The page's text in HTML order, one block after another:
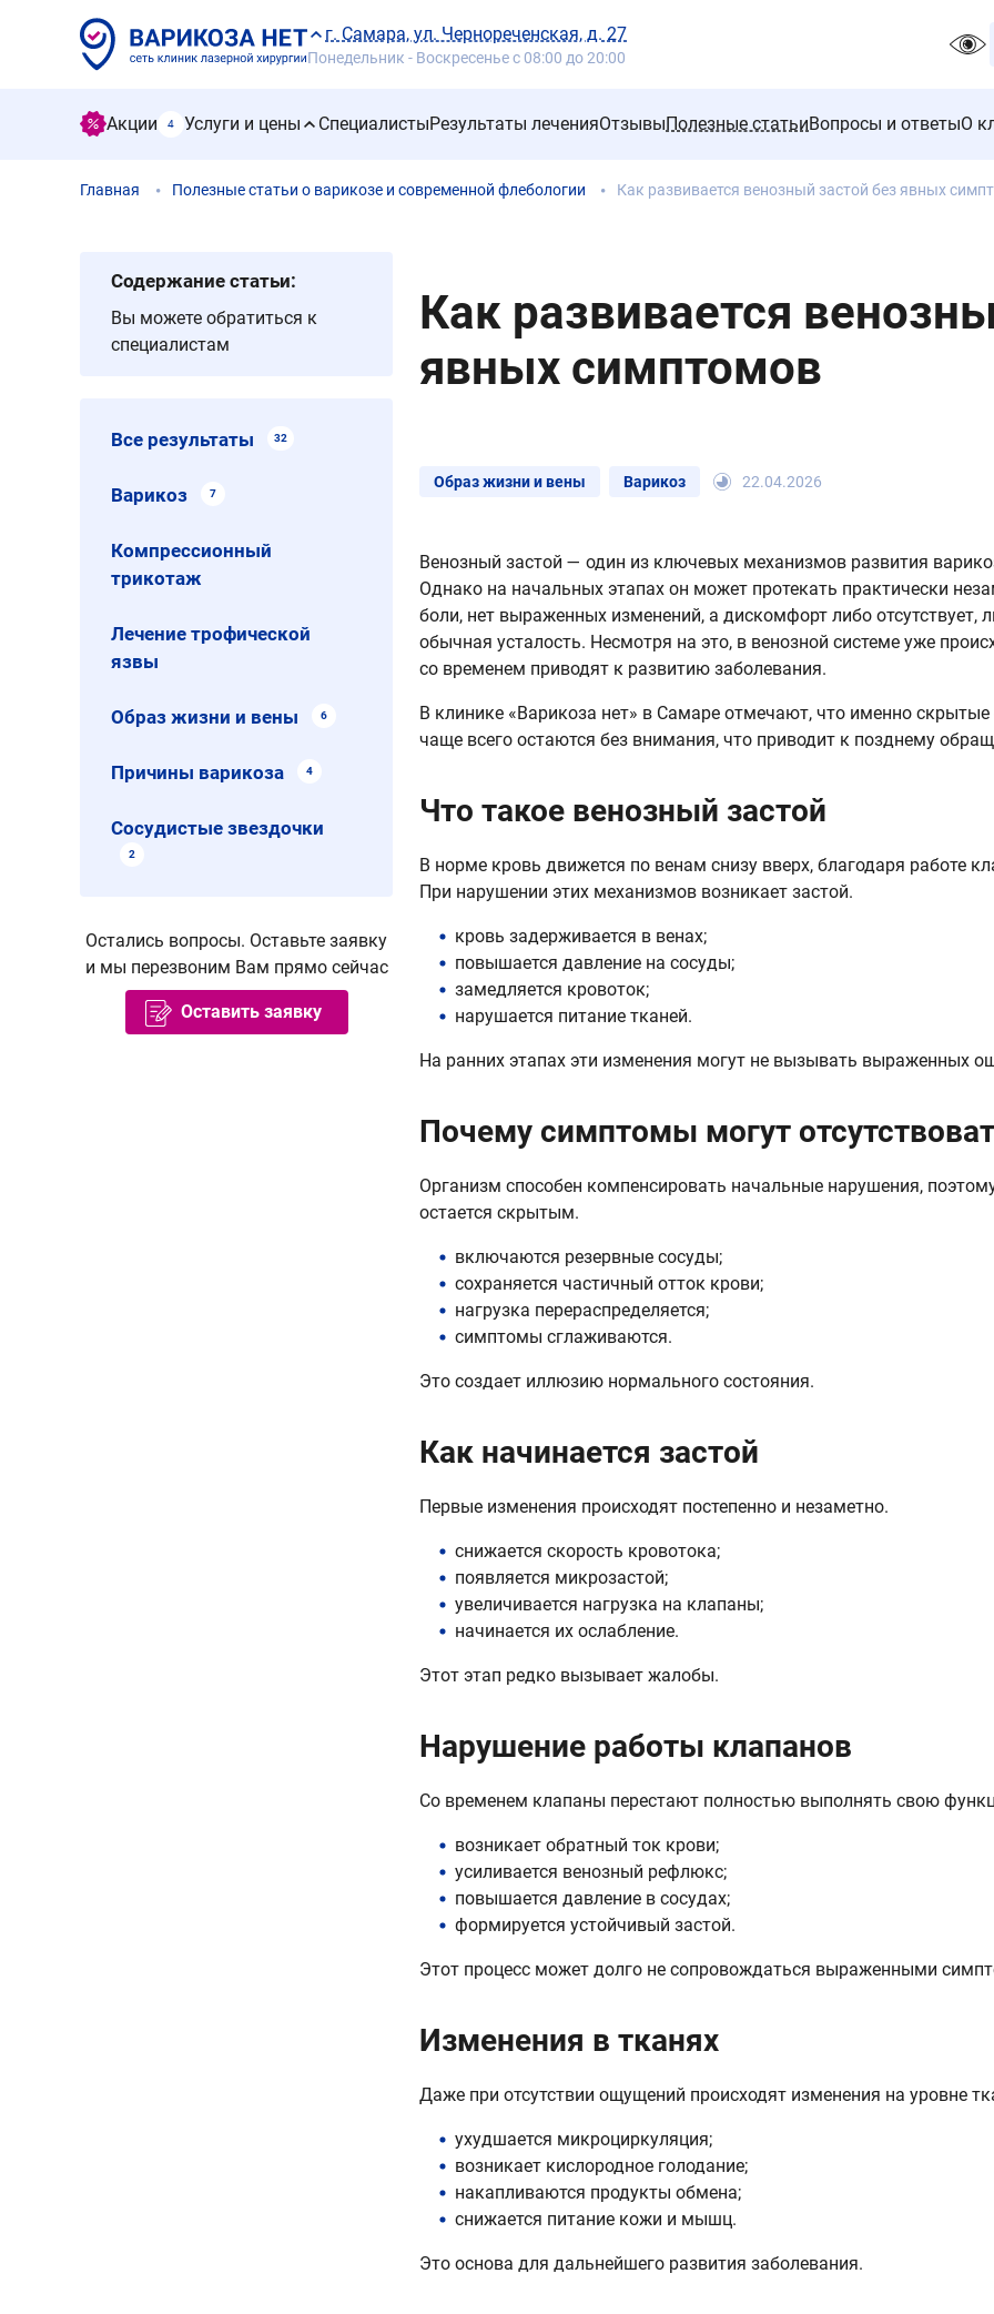
г. Самара, ул. Чернореченская, д. 27
Понедельник - Воскресенье с 08:00 до 20:00
Акции 4 Услуги и цены СпециалистыРезультаты леченияОтзывыПолезные статьиВопросы и ответыО
Главная Полезные статьи о варикозе и современной флебологии Как развивается венозный застой без явных
Как развивается
явных симптомов
Образ жизни и вены Варикоз 22.04.2026
Венозный застой — один из ключевых механизмов развития
Однако на начальных этапах он может протекать практически
боли, нет выраженных изменений, а дискомфорт либо отсутствует,
обычная усталость. Несмотря на это, в венозной системе уже
со временем приводят к развитию заболевания.
В клинике «Варикоза нет» в Самаре отмечают, что именно скрытые
чаще всего остаются без внимания, что приводит к позднему
Что такое венозный застой
В норме кровь движется по венам снизу вверх, благодаря работе
При нарушении этих механизмов возникает застой.
кровь задерживается в венах;
повышается давление на сосуды;
замедляется кровоток;
нарушается питание тканей.
На ранних этапах эти изменения могут не вызывать выраженных
Почему симптомы могут
Организм способен компенсировать начальные нарушения,
остается скрытым.
включаются резервные сосуды;
сохраняется частичный отток крови;
нагрузка перераспределяется;
симптомы сглаживаются.
Это создает иллюзию нормального состояния.
Как начинается застой
Первые изменения происходят постепенно и незаметно.
снижается скорость кровотока;
появляется микрозастой;
увеличивается нагрузка на клапаны;
начинается их ослабление.
Этот этап редко вызывает жалобы.
Нарушение работы клапанов
Со временем клапаны перестают полностью выполнять свою
возникает обратный ток крови;
усиливается венозный рефлюкс;
повышается давление в сосудах;
формируется устойчивый застой.
Этот процесс может долго не сопровождаться выраженными
Изменения в тканях
Даже при отсутствии ощущений происходят изменения на уровне
ухудшается микроциркуляция;
возникает кислородное голодание;
накапливаются продукты обмена;
снижается питание кожи и мышц.
Это основа для дальнейшего развития заболевания.
Содержание статьи:
Вы можете обратиться к
специалистам
Все результаты 32
Варикоз 7
Компрессионный
трикотаж
Лечение трофической
язвы
Образ жизни и вены 6
Причины варикоза 4
Сосудистые звездочки
2
Остались вопросы. Оставьте заявку
и мы перезвоним Вам прямо сейчас
Оставить заявку